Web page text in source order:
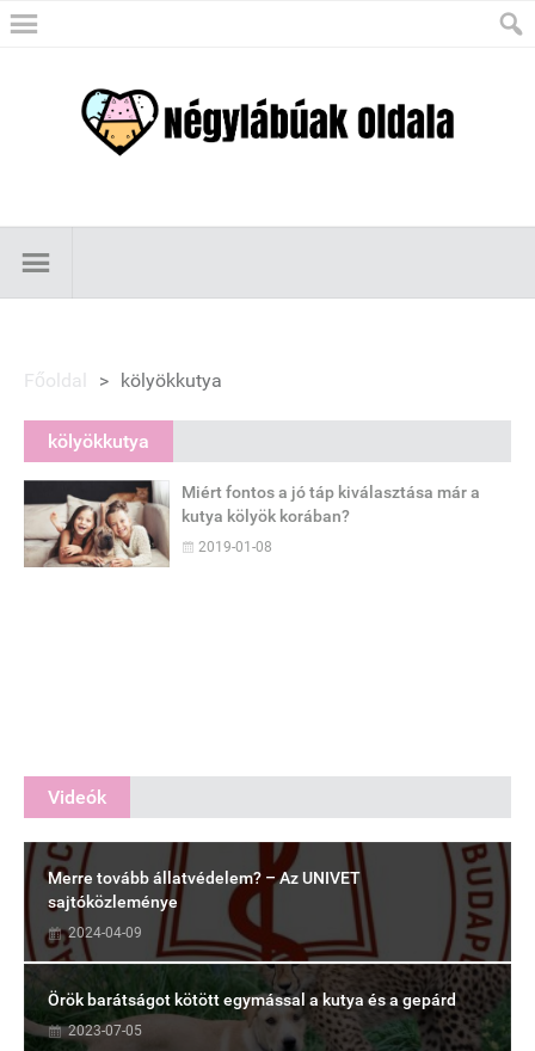
Főoldal > kölyökkutya
kölyökkutya
Miért fontos a jó táp kiválasztása már a
kutya kölyök korában?
2019-01-08
Videók
Merre tovább állatvédelem? – Az UNIVET
sajtóközleménye
2024-04-09
Örök barátságot kötött egymással a kutya és a gepárd
2023-07-05